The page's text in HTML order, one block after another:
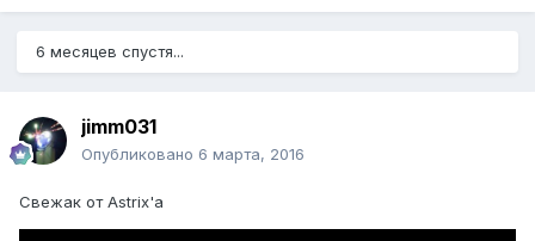
6 месяцев спустя...
jimm031
Опубликовано 6 марта, 2016
Свежак от Astrix'а